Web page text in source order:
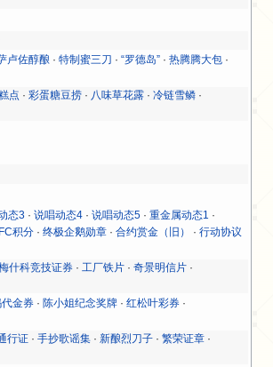
卢佐醇酿 ·特制蜜三刀 ·“罗德岛” ·热腾腾大包 ·
点 ·彩蛋糖豆捞 · 八味草花露 ·冷链雪鳞 ·
态3 ·说唱动态4 ·说唱动态5 ·重金属动态1 ·
积分 ·终极企鹅勋章 ·合约赏金（旧） ·行动协议
什科竞技证券 ·工厂铁片 ·奇景明信片 ·
金券 · 陈小姐纪念奖牌 ·红松叶彩券 ·
行证 ·手抄歌谣集 ·新酿烈刀子 ·繁荣证章 ·